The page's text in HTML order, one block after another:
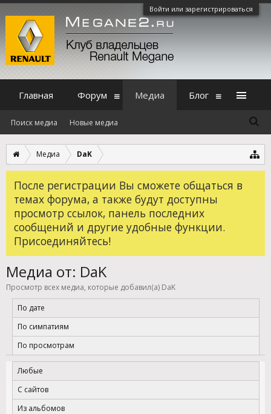
Войти или зарегистрироваться
Медиа DaK
После регистрации Вы сможете общаться в
темах форума, а также будут доступны
просмотр ссылок, панель последних
сообщений и другие удобные функции.
Присоединяйтесь!
Медиа от: DaK
Просмотр всех медиа, которые добавил(а) DaK
По дате
По симпатиям
По просмотрам
Любые
С сайтов
Из альбомов
Главная Форум Медиа
Поиск медиа Новые медиа
Блог